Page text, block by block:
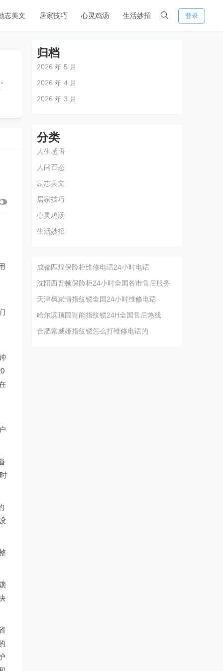
志美文 居家技巧 心灵鸡汤 生活妙招 登录
归档
2026 年 5 月
2026 年 4 月
2026 年 3 月
分类
人生感悟
人间百态
励志美文
居家技巧
心灵鸡汤
生活妙招
成都匹煌保险柜维修电话24小时电话
沈阳西普顿保险柜24小时全国各市售后服务
天津枫岚情指纹锁全国24小时维修电话
哈尔滨顶固智能指纹锁24H全国售后热线
合肥索威娅指纹锁怎么打维修电话的